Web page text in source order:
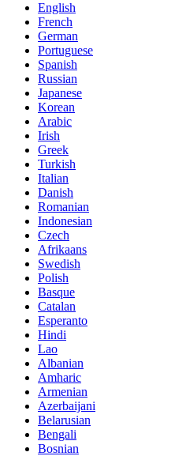
English
French
German
Portuguese
Spanish
Russian
Japanese
Korean
Arabic
Irish
Greek
Turkish
Italian
Danish
Romanian
Indonesian
Czech
Afrikaans
Swedish
Polish
Basque
Catalan
Esperanto
Hindi
Lao
Albanian
Amharic
Armenian
Azerbaijani
Belarusian
Bengali
Bosnian